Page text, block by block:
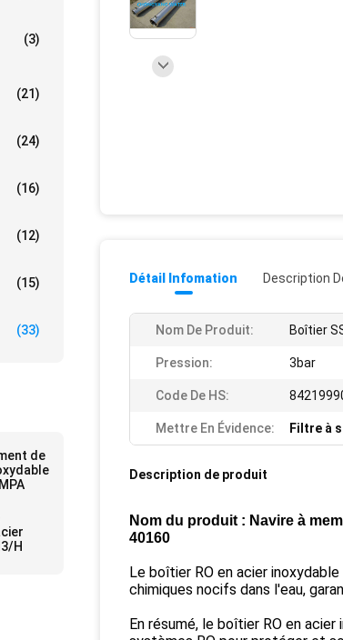
(3)
(21)
(24)
(16)
(12)
(15)
(33)
de
H
Détail Infomation Description
Nom De Produit: Boîtier
Pression: 3bar
Code De HS:
Mettre En Évidence: Filtre à
Description de produit
Nom du produit : Navire à
40160
Le boîtier RO en acier
chimiques nocifs dans l'eau,
En résumé, le boîtier RO en